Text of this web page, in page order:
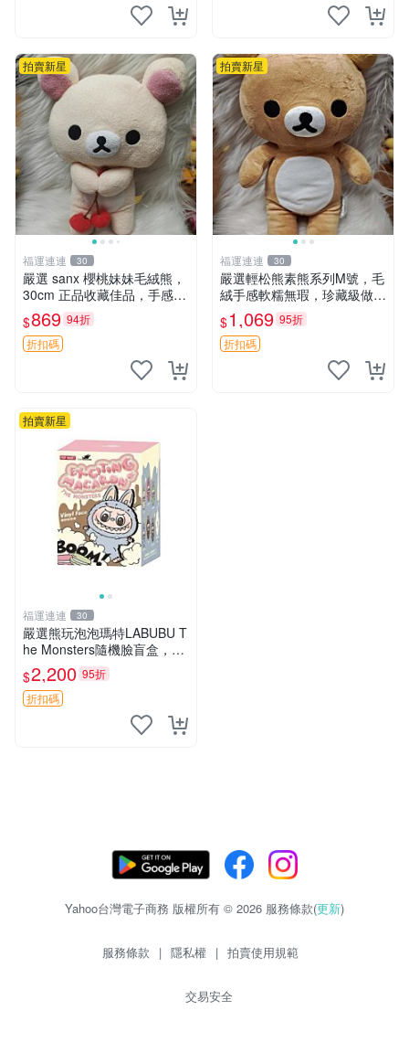
拍賣新星
福運連連 30
嚴選 sanx 櫻桃妹妹毛絨熊，
30cm 正品收藏佳品，手感極
軟，適合贈送與收藏 櫻桃妹
妹、sanx、毛絨熊
$869 94折
折扣碼
拍賣新星
福運連連 30
嚴選輕松熊素熊系列M號，毛
絨手感軟糯無瑕，珍藏級做工
推薦收藏，尺寸35cm清晰可
見。中古毛絨、收藏精品、毛
絨玩具
$1,069 95折
折扣碼
拍賣新星
福運連連 30
嚴選熊玩泡泡瑪特LABUBU T
he Monsters隨機臉盲盒，萌
趣馬卡龍設計 芝麻豆豆 LAB
UBU LABUBU THE MONST
ERS 橙色豆
$2,200 95折
折扣碼
Yahoo台灣電子商務 版權所有 © 2026 服務條款(更新)
服務條款 | 隱私權 | 拍賣使用規範
交易安全